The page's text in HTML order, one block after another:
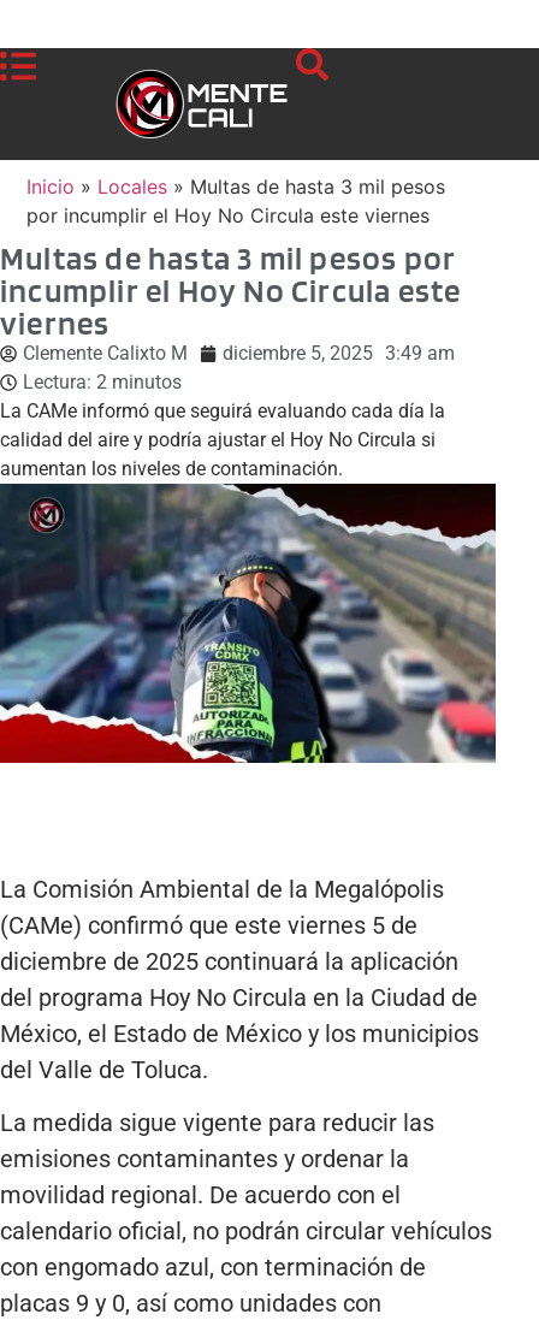
Inicio » Locales » Multas de hasta 3 mil pesos
por incumplir el Hoy No Circula este viernes
Multas de hasta 3 mil pesos por
incumplir el Hoy No Circula este
viernes
Clemente Calixto M diciembre 5, 2025 3:49 am
Lectura: 2 minutos
La CAMe informó que seguirá evaluando cada día la
calidad del aire y podría ajustar el Hoy No Circula si
aumentan los niveles de contaminación.
La Comisión Ambiental de la Megalópolis
(CAMe) confirmó que este viernes 5 de
diciembre de 2025 continuará la aplicación
del programa Hoy No Circula en la Ciudad de
México, el Estado de México y los municipios
del Valle de Toluca.
La medida sigue vigente para reducir las
emisiones contaminantes y ordenar la
movilidad regional. De acuerdo con el
calendario oficial, no podrán circular vehículos
con engomado azul, con terminación de
placas 9 y 0, así como unidades con